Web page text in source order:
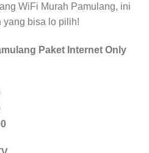
WiFi Murah Pamulang, ini
yang bisa lo pilih!
Paket Internet Only